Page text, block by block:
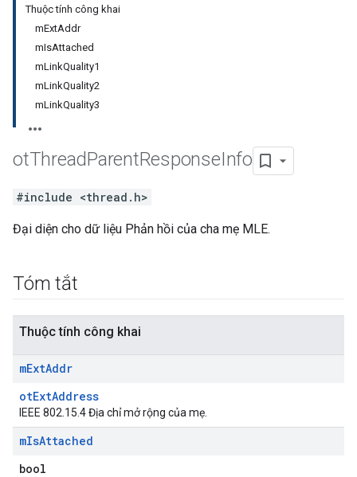
Thuộc tính công khai
mExtAddr
mIsAttached
mLinkQuality1
mLinkQuality2
mLinkQuality3
otThreadParentResponseInfo
#include <thread.h>
Đại diện cho dữ liệu Phản hồi của cha mẹ MLE.
Tóm tắt
Thuộc tính công khai
mExtAddr
otExtAddress
IEEE 802.15.4 Địa chỉ mở rộng của mẹ.
mIsAttached
bool